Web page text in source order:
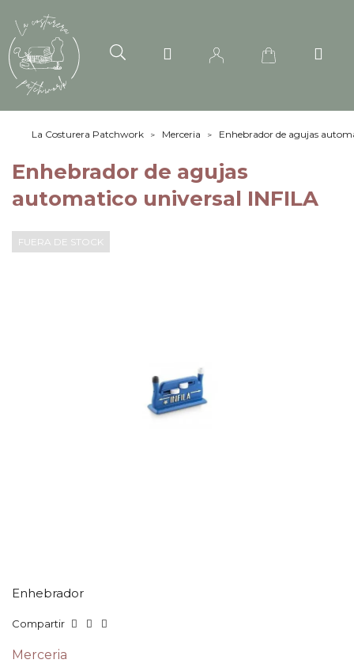
La Costurera Patchwork Merceria Enhebrador de agujas
Enhebrador de agujas
automatico universal INFILA
FUERA DE STOCK
Enhebrador
Compartir
Merceria